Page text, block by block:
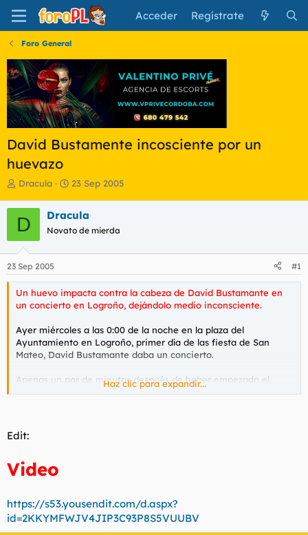
Acceder Regístrate
Foro General
David Bustamente incosciente por un
huevazo
I
i
c
i
a
d
o
r
d
e
t
e
m
Dracula
F
h
a
e
n
i
c
o
23 Sep 2005
D Dracula
Novato de mierda
23 Sep 2005 #1
Un huevo impacta contra la cabeza de David Bustamante en
un concierto en Logroño, dejándolo medio inconsciente.
Ayer miércoles a las 0:00 de la noche en la plaza del
Ayuntamiento en Logroño, primer día de las fiesta de San
Mateo, David Bustamante daba un concierto.
Apenas un par de minutos después de haber empezado el
espectáculo un huevo impacta contra la frente de David
Aunque sin Bustamante, la canción sigue sonando y la gente
Tras el incidente y después de 20 minutos de espera el
"En todos los lugares tiene que haber gente de todo tipo, pero
Haz clic para expandir...
Edit:
Video
https://s53.yousendit.com/d.aspx?
id=2KKYMFWJV4JIP3C93P8S5VUUBV